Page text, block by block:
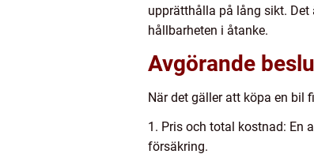
upprätthålla på lång sikt.
hållbarheten i åtanke.
Avgörande
När det gäller att köpa en bil
1. Pris och total kostnad: En
försäkring.